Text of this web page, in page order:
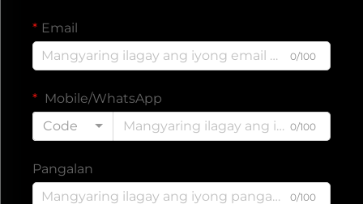
Email
0/100
Mobile/WhatsApp
Code
0/100
Pangalan
0/100